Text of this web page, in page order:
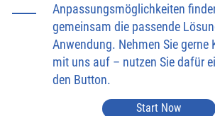
Anpassungsmöglichkeiten
gemeinsam die passende
Anwendung. Nehmen Sie gerne
mit uns auf – nutzen Sie dafür
den Button.
Start Now